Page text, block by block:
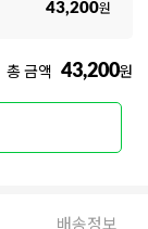
43,200원
총 금액 43,200원
배송정보